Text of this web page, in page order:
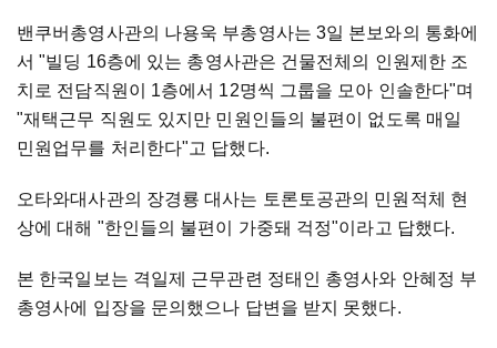
밴쿠버총영사관의 나용욱 부총영사는 3일 본보와의 통화에
서 "빌딩 16층에 있는 총영사관은 건물전체의 인원제한 조
치로 전담직원이 1층에서 12명씩 그룹을 모아 인솔한다"며
"재택근무 직원도 있지만 민원인들의 불편이 없도록 매일
민원업무를 처리한다"고 답했다.
오타와대사관의 장경룡 대사는 토론토공관의 민원적체 현
상에 대해 "한인들의 불편이 가중돼 걱정"이라고 답했다.
본 한국일보는 격일제 근무관련 정태인 총영사와 안혜정 부
총영사에 입장을 문의했으나 답변을 받지 못했다.